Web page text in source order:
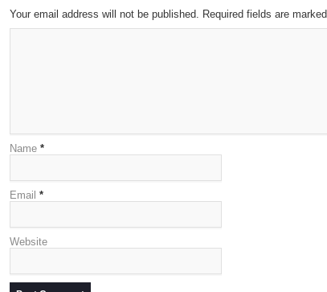
Your email address will not be published. Required fields are marked
Name *
Email *
Website